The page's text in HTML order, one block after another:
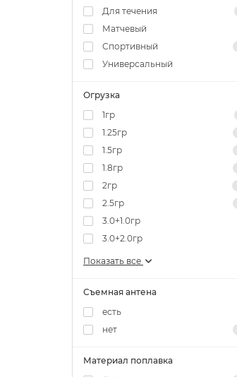
Для течения
Матчевый
Спортивный
Универсальный
Огрузка
1гр
1.25гр
1.5гр
1.8гр
2гр
2.5гр
3.0+1.0гр
3.0+2.0гр
Показать все
Съемная антена
есть
нет
Материал поплавка